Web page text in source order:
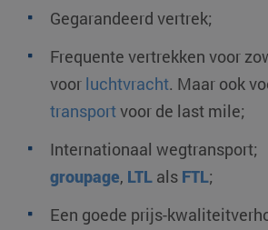
Gegarandeerd vertrek;
Frequente vertrekken voor
voor luchtvracht. Maar ook
transportvoor de last mile;
Internationaal wegtransport;
groupage, LTL als FTL;
Een goede prijs-